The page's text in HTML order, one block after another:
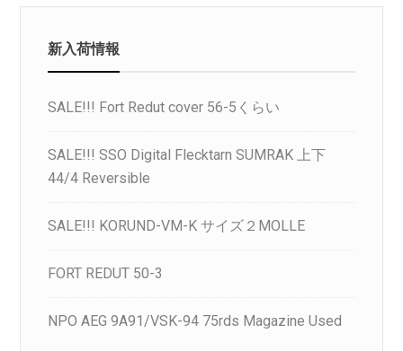
新入荷情報
SALE!!! Fort Redut cover 56-5くらい
SALE!!! SSO Digital Flecktarn SUMRAK 上下
44/4 Reversible
SALE!!! KORUND-VM-K サイズ２MOLLE
FORT REDUT 50-3
NPO AEG 9A91/VSK-94 75rds Magazine Used